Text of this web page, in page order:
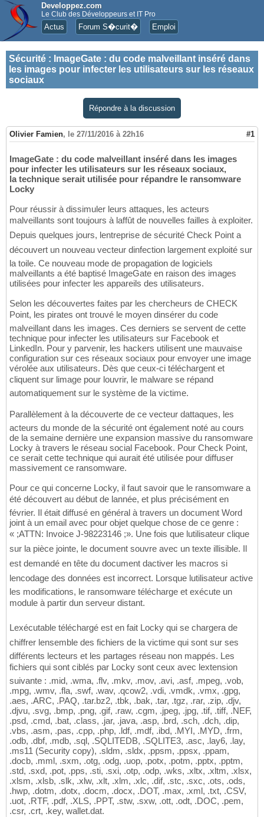
Developpez.com
Le Club des Développeurs et IT Pro
Actus Forum S�curit� Emploi
Sécurité : ImageGate : du code malveillant inséré dans
les images pour infecter les utilisateurs sur les réseaux
sociaux
Répondre à la discussion
Olivier Famien, le 27/11/2016 à 22h16 #1
ImageGate : du code malveillant inséré dans les images
pour infecter les utilisateurs sur les réseaux sociaux,
la technique serait utilisée pour répandre le ransomware
Locky
Pour réussir à dissimuler leurs attaques, les acteurs
malveillants sont toujours à laffût de nouvelles failles à exploiter.
Depuis quelques jours, lentreprise de sécurité Check Point a
découvert un nouveau vecteur dinfection largement exploité sur
la toile. Ce nouveau mode de propagation de logiciels
malveillants a été baptisé ImageGate en raison des images
utilisées pour infecter les appareils des utilisateurs.
Selon les découvertes faites par les chercheurs de CHECK
Point, les pirates ont trouvé le moyen dinsérer du code
malveillant dans les images. Ces derniers se servent de cette
technique pour infecter les utilisateurs sur Facebook et
LinkedIn. Pour y parvenir, les hackers utilisent une mauvaise
configuration sur ces réseaux sociaux pour envoyer une image
vérolée aux utilisateurs. Dès que ceux-ci téléchargent et
cliquent sur limage pour louvrir, le malware se répand
automatiquement sur le système de la victime.
Parallèlement à la découverte de ce vecteur dattaques, les
acteurs du monde de la sécurité ont également noté au cours
de la semaine dernière une expansion massive du ransomware
Locky à travers le réseau social Facebook. Pour Check Point,
ce serait cette technique qui aurait été utilisée pour diffuser
massivement ce ransomware.
Pour ce qui concerne Locky, il faut savoir que le ransomware a
été découvert au début de lannée, et plus précisément en
février. Il était diffusé en général à travers un document Word
joint à un email avec pour objet quelque chose de ce genre :
« ;ATTN: Invoice J-98223146 ;». Une fois que lutilisateur clique
sur la pièce jointe, le document souvre avec un texte illisible. Il
est demandé en tête du document dactiver les macros si
lencodage des données est incorrect. Lorsque lutilisateur active
les modifications, le ransomware télécharge et exécute un
module à partir dun serveur distant.
Lexécutable téléchargé est en fait Locky qui se chargera de
chiffrer lensemble des fichiers de la victime qui sont sur ses
différents lecteurs et les partages réseau non mappés. Les
fichiers qui sont ciblés par Locky sont ceux avec lextension
suivante : .mid, .wma, .flv, .mkv, .mov, .avi, .asf, .mpeg, .vob,
.mpg, .wmv, .fla, .swf, .wav, .qcow2, .vdi, .vmdk, .vmx, .gpg,
.aes, .ARC, .PAQ, .tar.bz2, .tbk, .bak, .tar, .tgz, .rar, .zip, .djv,
.djvu, .svg, .bmp, .png, .gif, .raw, .cgm, .jpeg, .jpg, .tif, .tiff, .NEF,
.psd, .cmd, .bat, .class, .jar, .java, .asp, .brd, .sch, .dch, .dip,
.vbs, .asm, .pas, .cpp, .php, .ldf, .mdf, .ibd, .MYI, .MYD, .frm,
.odb, .dbf, .mdb, .sql, .SQLITEDB, .SQLITE3, .asc, .lay6, .lay,
.ms11 (Security copy), .sldm, .sldx, .ppsm, .ppsx, .ppam,
.docb, .mml, .sxm, .otg, .odg, .uop, .potx, .potm, .pptx, .pptm,
.std, .sxd, .pot, .pps, .sti, .sxi, .otp, .odp, .wks, .xltx, .xltm, .xlsx,
.xlsm, .xlsb, .slk, .xlw, .xlt, .xlm, .xlc, .dif, .stc, .sxc, .ots, .ods,
.hwp, .dotm, .dotx, .docm, .docx, .DOT, .max, .xml, .txt, .CSV,
.uot, .RTF, .pdf, .XLS, .PPT, .stw, .sxw, .ott, .odt, .DOC, .pem,
.csr, .crt, .key, wallet.dat.